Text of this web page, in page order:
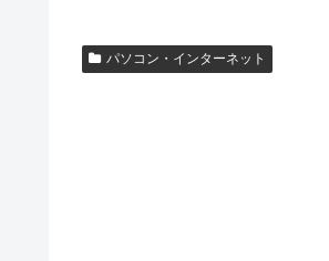
パソコン・インターネット